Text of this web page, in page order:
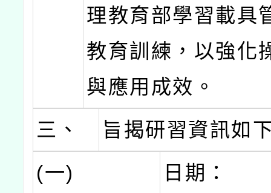
理教育部學習載具
教育訓練，以強化
與應用成效。
三、
旨揭研習資訊如
(一)
日期：